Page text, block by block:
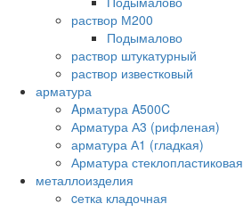
раствор М200
Подымалово
раствор штукатурный
раствор известковый
арматура
Aрматура A500C
Арматура А3 (рифленая)
арматура А1 (гладкая)
Арматура стеклопластиковая
металлоизделия
cетка кладочная